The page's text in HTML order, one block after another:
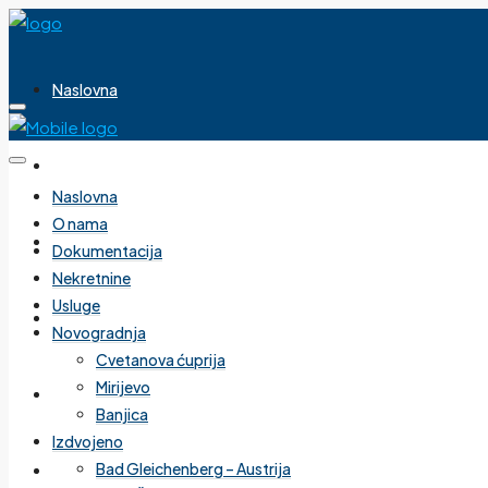
Naslovna
Dokumentacija
Nekretnine
Usluge
Novogradnja
Naslovna
O nama
Dokumentacija
Nekretnine
Usluge
Novogradnja
Cvetanova ćuprija
Mirijevo
Banjica
Izdvojeno
Bad Gleichenberg – Austrija